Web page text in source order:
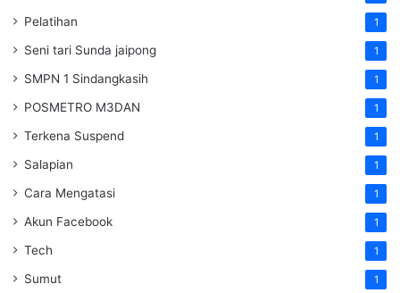
Pelatihan 1
Seni tari Sunda jaipong 1
SMPN 1 Sindangkasih 1
POSMETRO M3DAN 1
Terkena Suspend 1
Salapian 1
Cara Mengatasi 1
Akun Facebook 1
Tech 1
Sumut 1